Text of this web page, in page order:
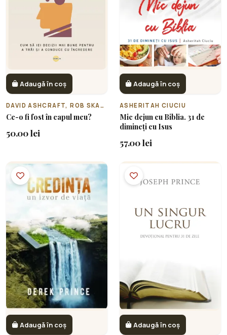
Adaugă în coș
DAVID ASHCRAFT, ROB SKACEL
Ce-o fi fost în capul meu?
50.00 lei
Adaugă în coș
ASHERITAH CIUCIU
Mic dejun cu Biblia. 31 de
dimineți cu Isus
57.00 lei
Adaugă în coș Adaugă în coș